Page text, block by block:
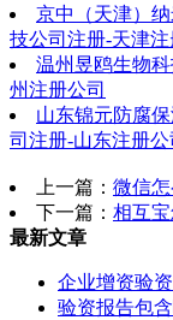
京中（天津）
技公司注册-天津注
温州昱鸥生物
州注册公司
山东锦元防腐
司注册-山东注册公
上一篇： 微信
下一篇： 相互
最新文章
企业增资验
验资报告包